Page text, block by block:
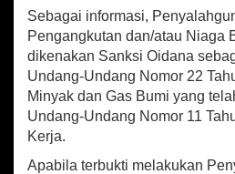
i
n
i
Sebagai informasi,
Pengangkutan dan/atau Niaga
dikenakan Sanksi Oidana
Undang-Undang Nomor 22
Minyak dan Gas Bumi yang
Undang-Undang Nomor 11
Kerja.
Apabila terbukti melakukan